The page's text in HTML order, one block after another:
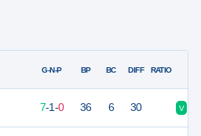
G-N-P BP BC DIFF RATIO
7-1-0 36 6 30 V